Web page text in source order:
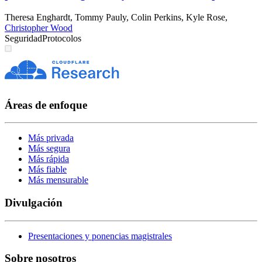
Theresa Enghardt, Tommy Pauly, Colin Perkins, Kyle Rose,
Christopher Wood
SeguridadProtocolos
Áreas de enfoque
Más privada
Más segura
Más rápida
Más fiable
Más mensurable
Divulgación
Presentaciones y ponencias magistrales
Sobre nosotros